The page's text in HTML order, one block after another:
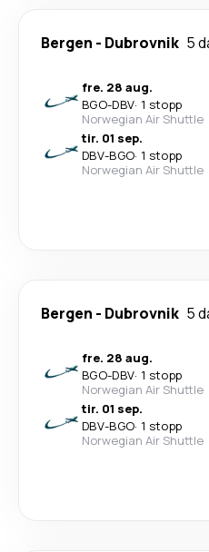
Bergen - Dubrovnik 5
fre. 28 aug.
BGO-DBV· 1 stopp
Norwegian Air Shuttle
tir. 01 sep.
DBV-BGO· 1 stopp
Norwegian Air Shuttle
Bergen - Dubrovnik 5
fre. 28 aug.
BGO-DBV· 1 stopp
Norwegian Air Shuttle
tir. 01 sep.
DBV-BGO· 1 stopp
Norwegian Air Shuttle